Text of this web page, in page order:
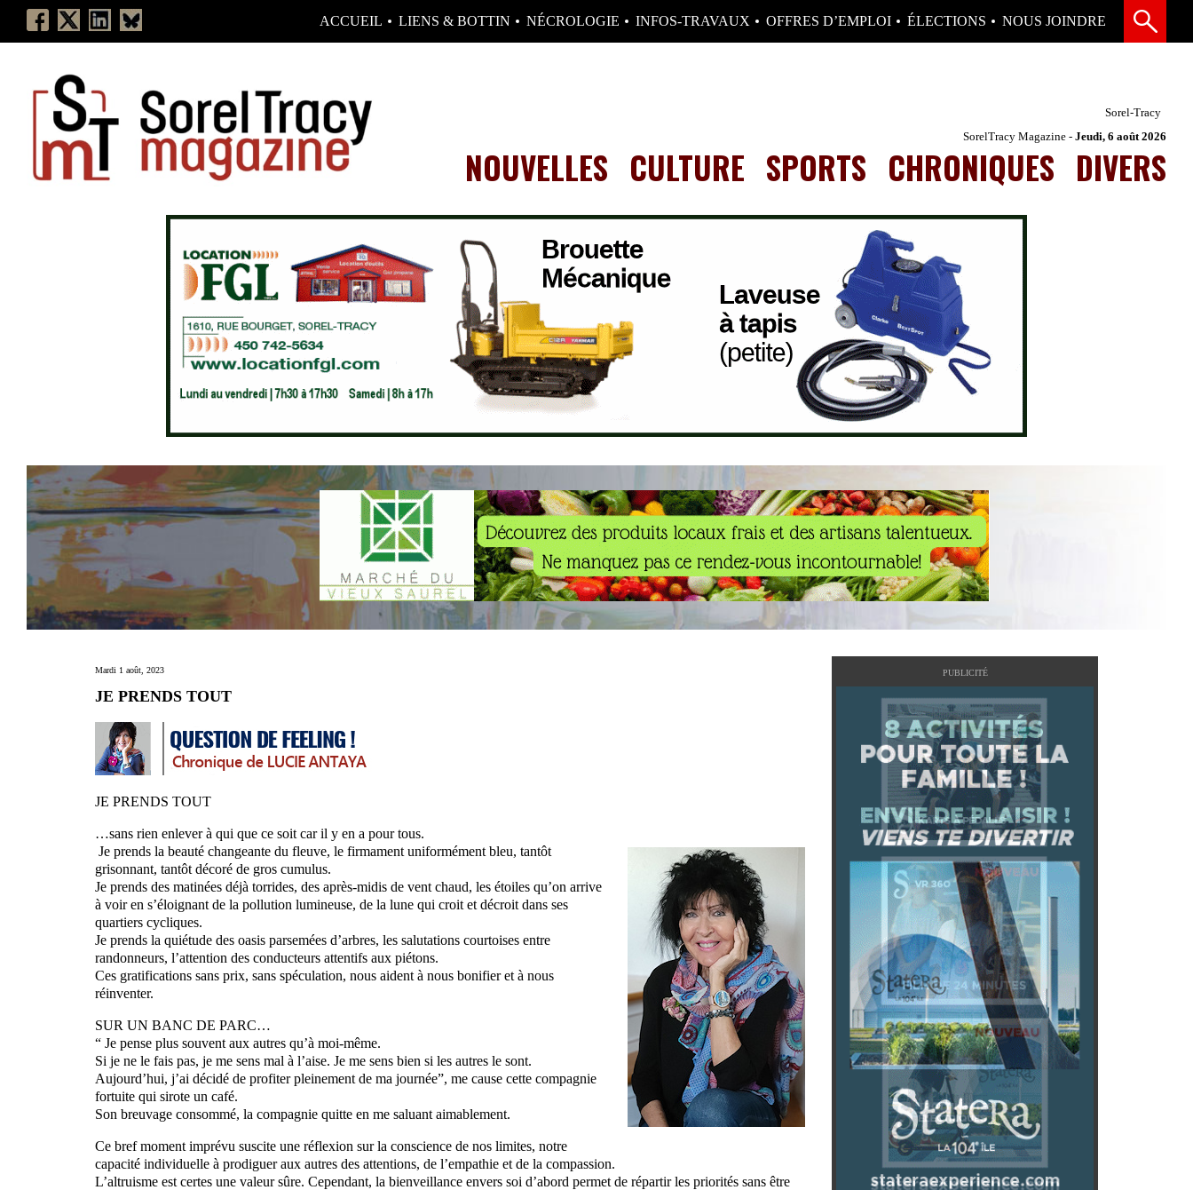
ACCUEIL LIENS & BOTTIN NÉCROLOGIE INFOS-TRAVAUX OFFRES D’EMPLOI ÉLECTIONS NOUS JOINDRE
Sorel-Tracy
SorelTracy Magazine - Jeudi, 6 août 2026
NOUVELLES CULTURE SPORTS CHRONIQUES DIVERS
Mardi 1 août, 2023
JE PRENDS TOUT
JE PRENDS TOUT
…sans rien enlever à qui que ce soit car il y en a pour tous.
Je prends la beauté changeante du fleuve, le firmament uniformément bleu, tantôt
grisonnant, tantôt décoré de gros cumulus.
Je prends des matinées déjà torrides, des après-midis de vent chaud, les étoiles qu’on arrive
à voir en s’éloignant de la pollution lumineuse, de la lune qui croit et décroit dans ses
quartiers cycliques.
Je prends la quiétude des oasis parsemées d’arbres, les salutations courtoises entre
randonneurs, l’attention des conducteurs attentifs aux piétons.
Ces gratifications sans prix, sans spéculation, nous aident à nous bonifier et à nous
réinventer.
SUR UN BANC DE PARC…
“ Je pense plus souvent aux autres qu’à moi-même.
Si je ne le fais pas, je me sens mal à l’aise. Je me sens bien si les autres le sont.
Aujourd’hui, j’ai décidé de profiter pleinement de ma journée”, me cause cette compagnie
fortuite qui sirote un café.
Son breuvage consommé, la compagnie quitte en me saluant aimablement.
Ce bref moment imprévu suscite une réflexion sur la conscience de nos limites, notre
capacité individuelle à prodiguer aux autres des attentions, de l’empathie et de la compassion.
L’altruisme est certes une valeur sûre. Cependant, la bienveillance envers soi d’abord permet de répartir les priorités sans être
PUBLICITÉ